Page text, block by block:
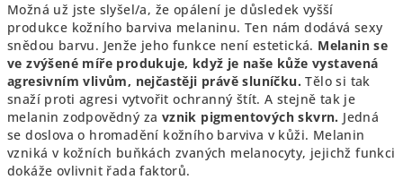
Možná už jste slyšel/a, že opálení je důsledek vyšší
produkce kožního barviva melaninu. Ten nám dodává sexy
snědou barvu. Jenže jeho funkce není estetická. Melanin se
ve zvýšené míře produkuje, když je naše kůže vystavená
agresivním vlivům, nejčastěji právě sluníčku. Tělo si tak
snaží proti agresi vytvořit ochranný štít. A stejně tak je
melanin zodpovědný za vznik pigmentových skvrn. Jedná
se doslova o hromadění kožního barviva v kůži. Melanin
vzniká v kožních buňkách zvaných melanocyty, jejichž funkci
dokáže ovlivnit řada faktorů.